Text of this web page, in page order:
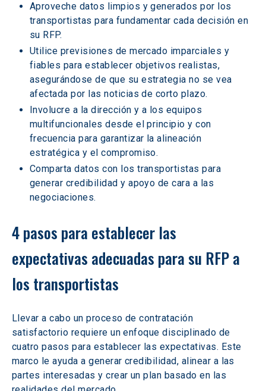
Aproveche datos limpios y generados por los
transportistas para fundamentar cada decisión en
su RFP.
Utilice previsiones de mercado imparciales y
fiables para establecer objetivos realistas,
asegurándose de que su estrategia no se vea
afectada por las noticias de corto plazo.
Involucre a la dirección y a los equipos
multifuncionales desde el principio y con
frecuencia para garantizar la alineación
estratégica y el compromiso.
Comparta datos con los transportistas para
generar credibilidad y apoyo de cara a las
negociaciones.
4 pasos para establecer las
expectativas adecuadas para su RFP a
los transportistas
Llevar a cabo un proceso de contratación
satisfactorio requiere un enfoque disciplinado de
cuatro pasos para establecer las expectativas. Este
marco le ayuda a generar credibilidad, alinear a las
partes interesadas y crear un plan basado en las